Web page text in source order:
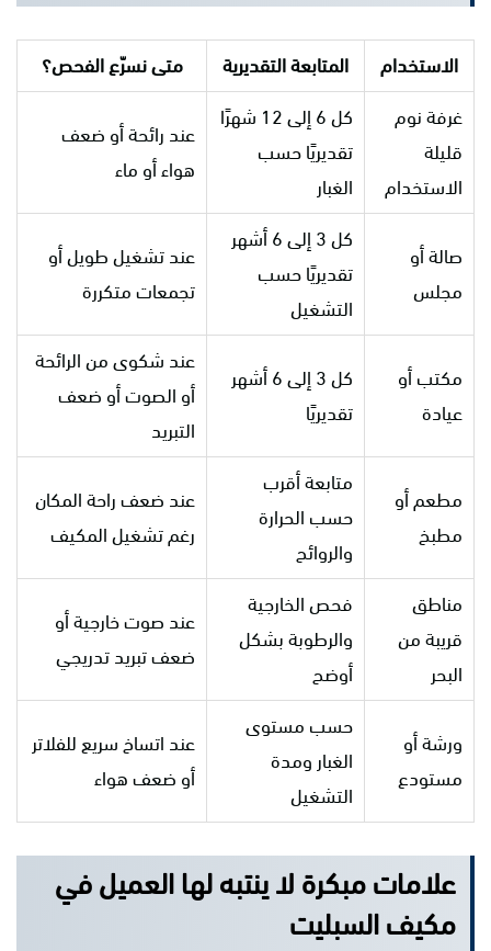
الاستخدام المتابعة التقديرية
متى نسرّع الفحص؟
غرفة نوم
قليلة
الاستخدام
كل 6 إلى 12 شهرًا
تقديريًا حسب
الغبار
عند رائحة أو ضعف
هواء أو ماء
صالة أو
مجلس
كل 3 إلى 6 أشهر
تقديريًا حسب
التشغيل
عند تشغيل طويل أو
تجمعات متكررة
مكتب أو
عيادة
كل 3 إلى 6 أشهر
تقديريًا
عند شكوى من الرائحة
أو الصوت أو ضعف
التبريد
مطعم أو
مطبخ
متابعة أقرب
حسب الحرارة
والروائح
عند ضعف راحة المكان
رغم تشغيل المكيف
مناطق
قريبة من
البحر
فحص الخارجية
والرطوبة بشكل
أوضح
عند صوت خارجية أو
ضعف تبريد تدريجي
ورشة أو
مستودع
حسب مستوى
الغبار ومدة
التشغيل
عند اتساخ سريع للفلاتر
أو ضعف هواء
علامات مبكرة لا ينتبه لها العميل في
مكيف السبليت